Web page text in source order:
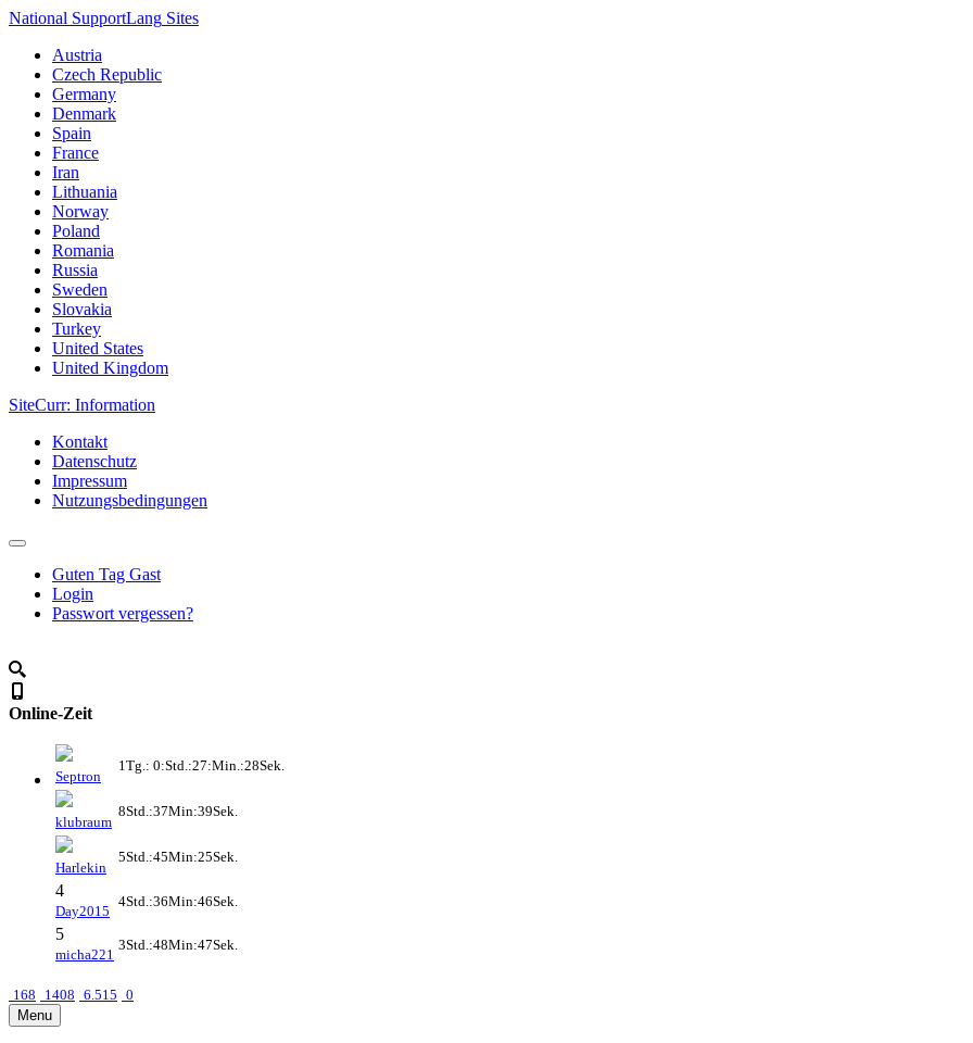
National SupportLang Sites
Austria
Czech Republic
Germany
Denmark
Spain
France
Iran
Lithuania
Norway
Poland
Romania
Russia
Sweden
Slovakia
Turkey
United States
United Kingdom
SiteCurr: Information
Kontakt
Datenschutz
Impressum
Nutzungsbedingungen
Guten Tag Gast
Login
Passwort vergessen?
Online-Zeit
Septron
1Tg.: 0:Std.:27:Min.:28Sek.
klubraum
8Std.:37Min:39Sek.
Harlekin
5Std.:45Min:25Sek.
4
Day2015
4Std.:36Min:46Sek.
5
micha221
3Std.:48Min:47Sek.
168 1408 6.515 0
Menu